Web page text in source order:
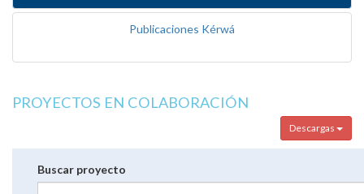
Publicaciones Kérwá
PROYECTOS EN COLABORACIÓN
Descargas
Buscar proyecto